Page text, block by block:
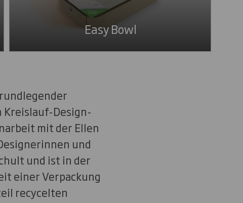
Easy Bowl
Kreislauf-Design-
mit der Ellen
und
und ist in der
einer Verpackung
recycelten